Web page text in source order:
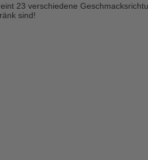
23 verschiedene
sind!